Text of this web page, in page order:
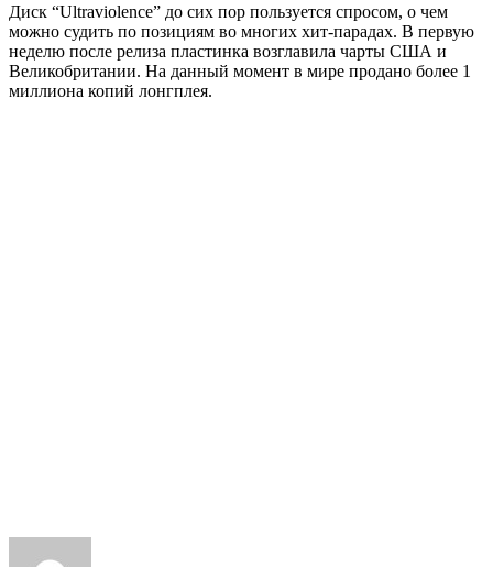
Диск “Ultraviolence” до сих пор пользуется спросом, о чем
можно судить по позициям во многих хит-парадах. В первую
неделю после релиза пластинка возглавила чарты США и
Великобритании. На данный момент в мире продано более 1
миллиона копий лонгплея.